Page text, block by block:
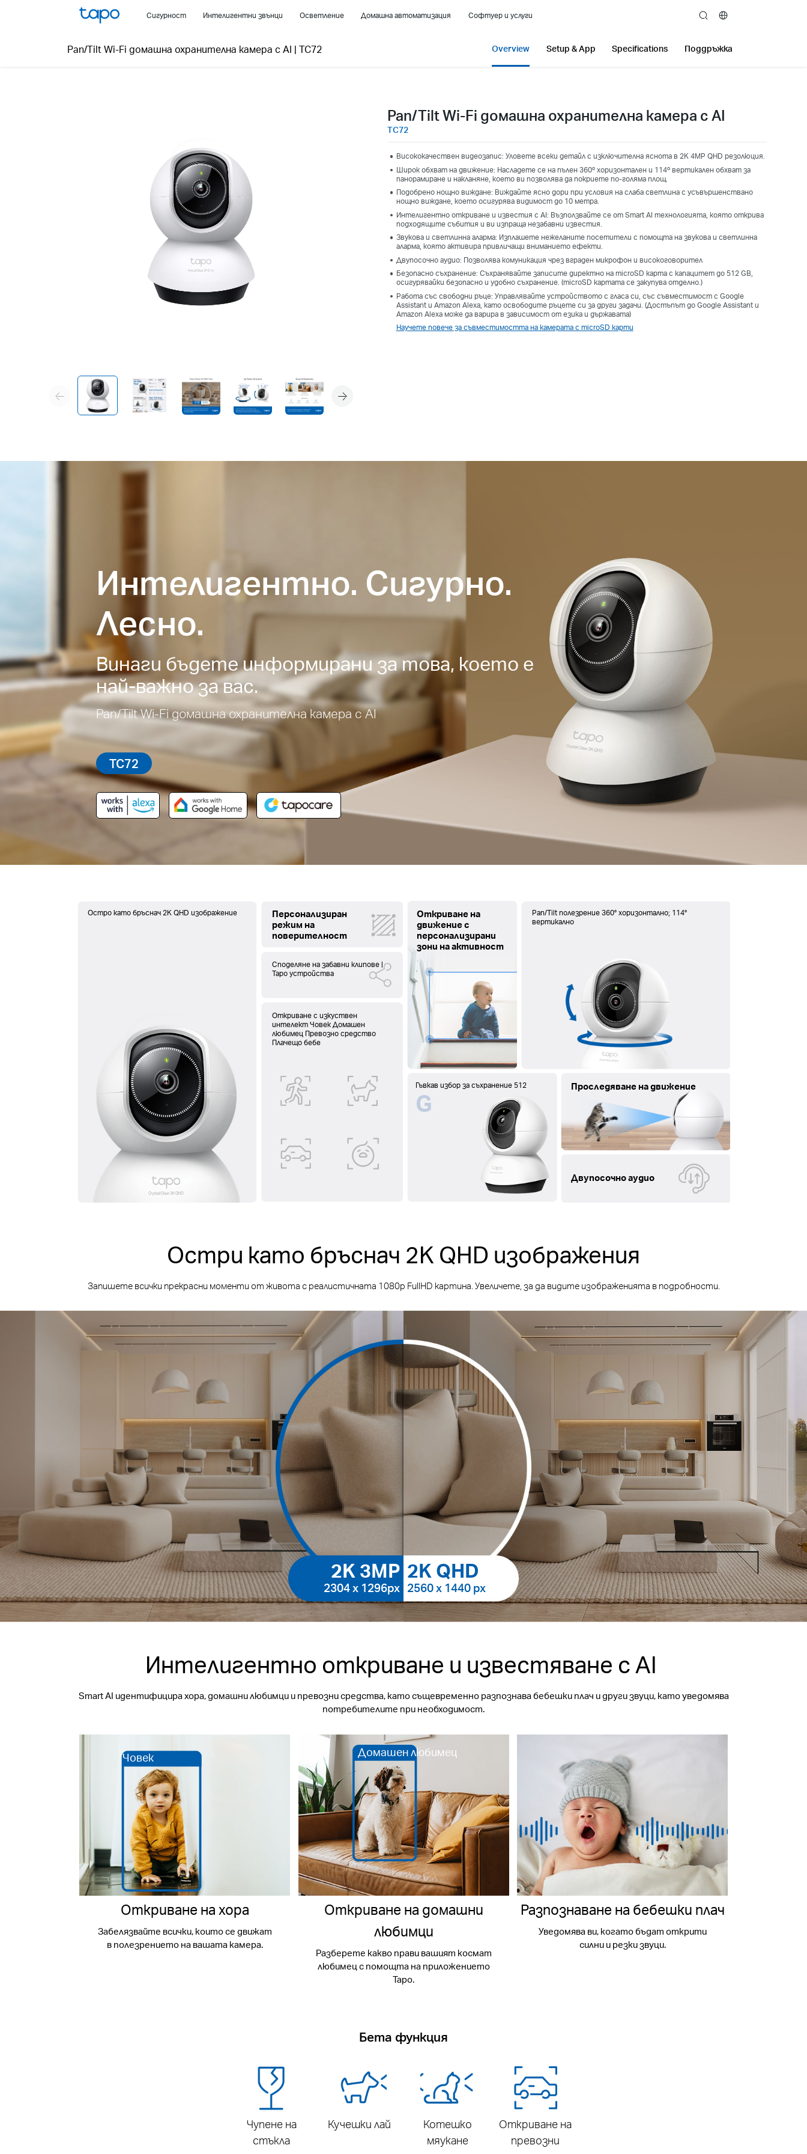
Сигурност Интелигентни звънци Осветление Домашна автоматизация Софтуер и услуги search
Pan/Tilt Wi-Fi домашна охранителна камера с AI | TC72 Overview Setup & App Specifications Поддръжка
Pan/Tilt Wi-Fi домашна охранителна камера с AI
TC72
Висококачествен видеозапис: Уловете всеки детайл с изключителна яснота в 2K 4MP QHD резолюция.
Широк обхват на движение: Насладете се на пълен 360º хоризонтален и 114º вертикален обхват за
панорамиране и накланяне, което ви позволява да покриете по-голяма площ.
Подобрено нощно виждане: Виждайте ясно дори при условия на слаба светлина с усъвършенствано
нощно виждане, което осигурява видимост до 10 метра.
Интелигентно откриване и известия с AI: Възползвайте се от Smart AI технологията, която открива
подходящите събития и ви изпраща незабавни известия.
Звукова и светлинна аларма: Изплашете нежеланите посетители с помощта на звукова и светлинна
аларма, която активира привличащи вниманието ефекти.
Двупосочно аудио: Позволява комуникация чрез вграден микрофон и високоговорител
Безопасно съхранение: Съхранявайте записите директно на microSD карта с капацитет до 512 GB,
осигурявайки безопасно и удобно съхранение. (microSD картата се закупува отделно.)
Работа със свободни ръце: Управлявайте устройството с гласа си, със съвместимост с Google
Assistant и Amazon Alexa, като освободите ръцете си за други задачи. (Достъпът до Google Assistant и
Amazon Alexa може да варира в зависимост от езика и държавата)
Научете повече за съвместимостта на камерата с microSD карти
Интелигентно. Сигурно.
Лесно.
Винаги бъдете информирани за това, което е
най-важно за вас.
Pan/Tilt Wi-Fi домашна охранителна камера с AI
TC72
Остро като бръснач 2K QHD изображение
Персонализиран
режим на
поверителност
Споделяне на забавни клипове |
Tapo устройства
Откриване с изкуствен
интелект Човек Домашен
любимец Превозно средство
Плачещо бебе
Откриване на
движение с
персонализирани
зони на активност
Pan/Tilt полезрение 360° хоризонтално; 114°
вертикално
Гъвкав избор за съхранение 512
G
Проследяване на движение
Двупосочно аудио
Остри като бръснач 2K QHD изображения
Запишете всички прекрасни моменти от живота с реалистичната 1080p FullHD картина. Увеличете, за да видите изображенията в подробности.
2K 3MP
2304 x 1296px
2K QHD
2560 x 1440 px
Интелигентно откриване и известяване с AI
Smart AI идентифицира хора, домашни любимци и превозни средства, като същевременно разпознава бебешки плач и други звуци, като уведомява
потребителите при необходимост.
Човек
Откриване на хора
Забелязвайте всички, които се движат
в полезрението на вашата камера.
Домашен любимец
Откриване на домашни
любимци
Разберете какво прави вашият космат
любимец с помощта на приложението
Tapo.
Разпознаване на бебешки плач
Уведомява ви, когато бъдат открити
силни и резки звуци.
Бета функция
Чупене на
стъкла
Кучешки лай
Котешко
мяукане
Откриване на
превозни